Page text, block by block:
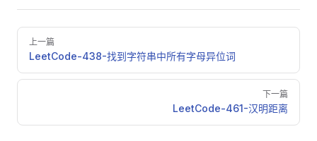
Pager
上一篇
LeetCode-438-找到字符串中所有字母异位词
下一篇
LeetCode-461-汉明距离